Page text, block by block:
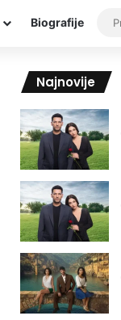
Biografije
Najnovije